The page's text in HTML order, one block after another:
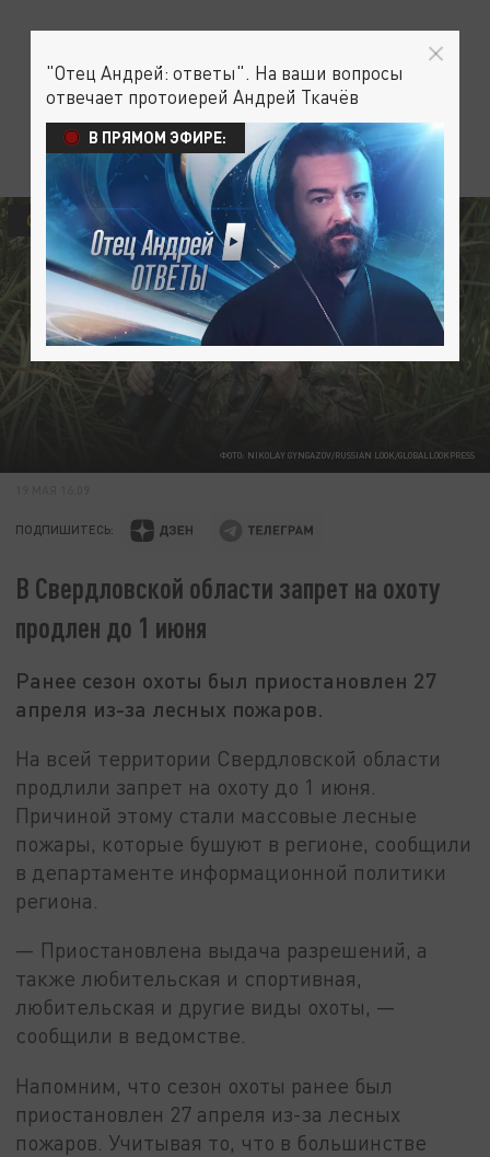
ФОТО: NIKOLAY GYNGAZOV/RUSSIAN LOOK/GLOBALLOOKPRESS
ОБЩЕСТВО
ПОДПИШИТЕСЬ:
В Свердловской области запрет на охоту
продлен до 1 июня
Ранее сезон охоты был приостановлен 27
апреля из-за лесных пожаров.
На всей территории Свердловской области
продлили запрет на охоту до 1 июня.
Причиной этому стали массовые лесные
пожары, которые бушуют в регионе, сообщили
в департаменте информационной политики
региона.
— Приостановлена выдача разрешений, а
также любительская и спортивная,
любительская и другие виды охоты, —
сообщили в ведомстве.
Напомним, что сезон охоты ранее был
приостановлен 27 апреля из-за лесных
пожаров. Учитывая то, что в большинстве
"Отец Андрей: ответы". На ваши вопросы
отвечает протоиерей Андрей Ткачёв
В ПРЯМОМ ЭФИРЕ: